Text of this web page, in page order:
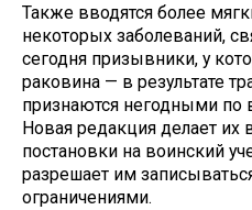
Также вводятся более
некоторых заболеваний,
сегодня призывники, у
раковина — в результате
признаются негодными по
Новая редакция делает
постановки на воинский
разрешает им
ограничениями.